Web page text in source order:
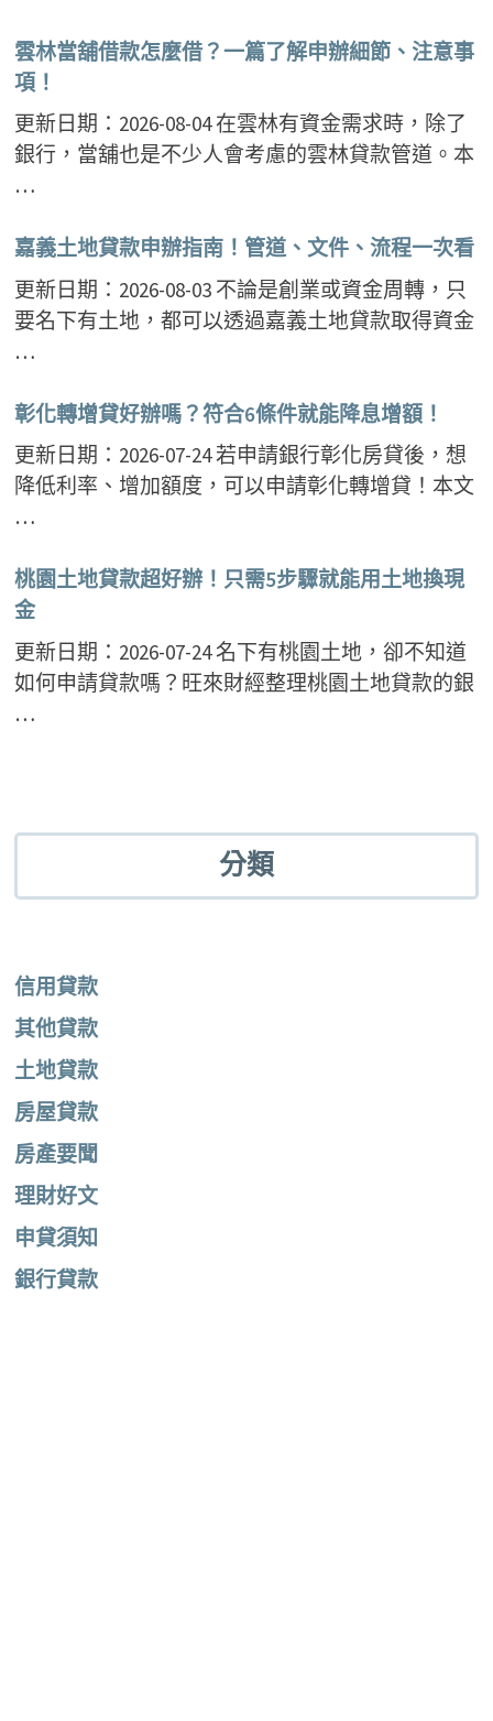
雲林當舖借款怎麼借？一篇了解申辦細節、注意事
項！
更新日期：2026-08-04 在雲林有資金需求時，除了
銀行，當舖也是不少人會考慮的雲林貸款管道。本
…
嘉義土地貸款申辦指南！管道、文件、流程一次看
更新日期：2026-08-03 不論是創業或資金周轉，只
要名下有土地，都可以透過嘉義土地貸款取得資金
…
彰化轉增貸好辦嗎？符合6條件就能降息增額！
更新日期：2026-07-24 若申請銀行彰化房貸後，想
降低利率、增加額度，可以申請彰化轉增貸！本文
…
桃園土地貸款超好辦！只需5步驟就能用土地換現
金
更新日期：2026-07-24 名下有桃園土地，卻不知道
如何申請貸款嗎？旺來財經整理桃園土地貸款的銀
…
分類
信用貸款
其他貸款
土地貸款
房屋貸款
房產要聞
理財好文
申貸須知
銀行貸款